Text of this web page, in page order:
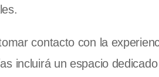
contacto con la
incluirá un espacio